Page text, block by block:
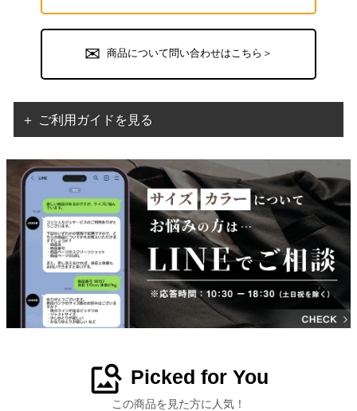
商品について問い合わせはこちら＞
＋ ご利用ガイドを見る
image_search Picked for You
この商品を見た方に人気！